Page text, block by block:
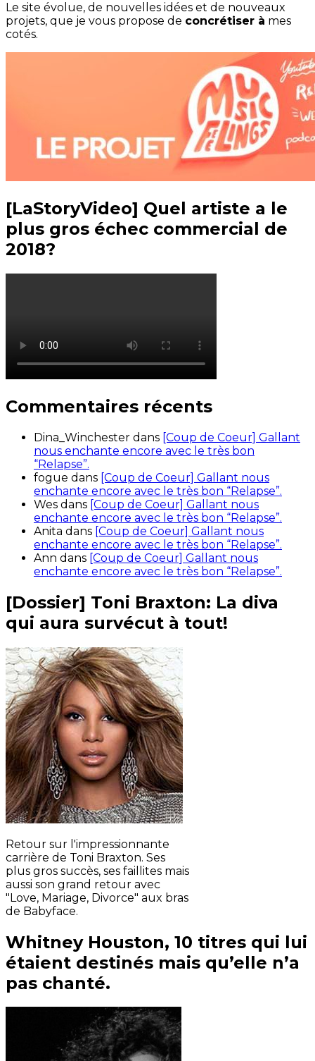
Le site évolue, de nouvelles idées et de nouveaux
projets, que je vous propose de concrétiser à mes
cotés.
[LaStoryVideo] Quel artiste a le
plus gros échec commercial de
2018?
Commentaires récents
Dina_Winchester dans [Coup de Coeur] Gallant
nous enchante encore avec le très bon
“Relapse”.
fogue dans [Coup de Coeur] Gallant nous
enchante encore avec le très bon “Relapse”.
Wes dans [Coup de Coeur] Gallant nous
enchante encore avec le très bon “Relapse”.
Anita dans [Coup de Coeur] Gallant nous
enchante encore avec le très bon “Relapse”.
Ann dans [Coup de Coeur] Gallant nous
enchante encore avec le très bon “Relapse”.
[Dossier] Toni Braxton: La diva
qui aura survécut à tout!
Retour sur l'impressionnante
carrière de Toni Braxton. Ses
plus gros succès, ses faillites mais
aussi son grand retour avec
"Love, Mariage, Divorce" aux bras
de Babyface.
Whitney Houston, 10 titres qui lui
étaient destinés mais qu’elle n’a
pas chanté.